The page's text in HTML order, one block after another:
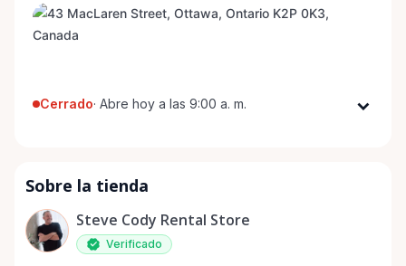
Cerrado· Abre hoy a las 9:00 a. m.
Miércoles
Jueves
9:00 a. m. - 8:00 p. m.
Viernes
Sobre la tienda
Steve Cody Rental Store
Verificado